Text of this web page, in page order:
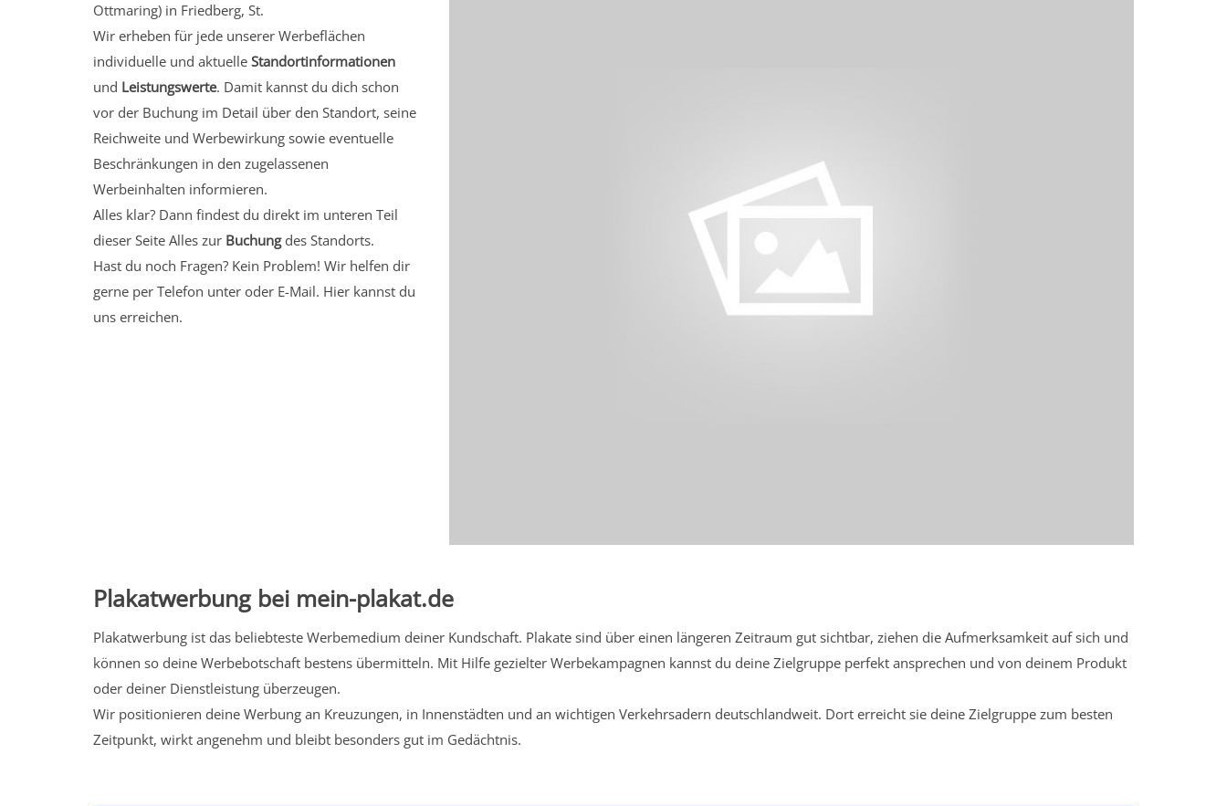
Ottmaring) in Friedberg, St.
Wir erheben für jede unserer Werbeflächen
individuelle und aktuelle Standortinformationen
und Leistungswerte. Damit kannst du dich schon
vor der Buchung im Detail über den Standort, seine
Reichweite und Werbewirkung sowie eventuelle
Beschränkungen in den zugelassenen
Werbeinhalten informieren.
Alles klar? Dann findest du direkt im unteren Teil
dieser Seite Alles zur Buchungdes Standorts.
Hast du noch Fragen? Kein Problem! Wir helfen dir
gerne per Telefon unter oder E-Mail. Hier kannst du
uns erreichen.
Plakatwerbung bei mein-plakat.de
Plakatwerbung ist das beliebteste Werbemedium deiner Kundschaft. Plakate sind über einen längeren Zeitraum gut sichtbar, ziehen die Aufmerksamkeit auf sich und
können so deine Werbebotschaft bestens übermitteln. Mit Hilfe gezielter Werbekampagnen kannst du deine Zielgruppe perfekt ansprechen und von deinem Produkt
oder deiner Dienstleistung überzeugen.
Wir positionieren deine Werbung an Kreuzungen, in Innenstädten und an wichtigen Verkehrsadern deutschlandweit. Dort erreicht sie deine Zielgruppe zum besten
Zeitpunkt, wirkt angenehm und bleibt besonders gut im Gedächtnis.